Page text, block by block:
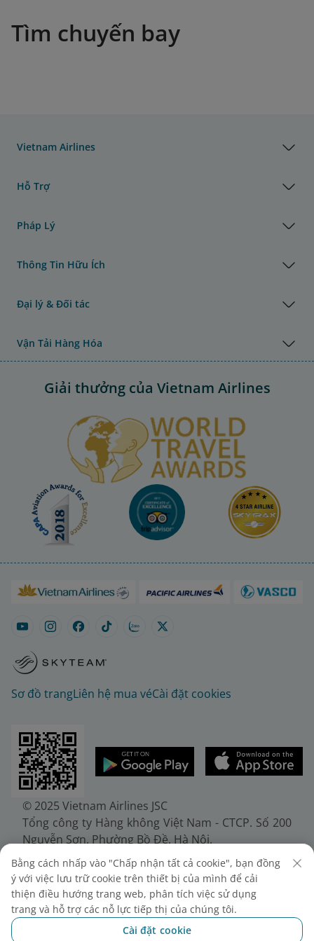
Tìm chuyến bay
Vietnam Airlines
Hỗ Trợ
Pháp Lý
Thông Tin Hữu Ích
Đại lý & Đối tác
Vận Tải Hàng Hóa
Giải thưởng của Vietnam Airlines
Sơ đồ trangLiên hệ mua véCài đặt cookies
© 2025 Vietnam Airlines JSC
Tổng công ty Hàng không Việt Nam - CTCP. Số 200
Nguyễn Sơn, Phường Bồ Đề, Hà Nội.
Điện thoại: (+84-24) 38272289. Fax: (+84-24)
38722375
Giấy chứng nhận đăng ký doanh nghiệp, mã số
doanh nghiệp 0100107518, đăng ký lần đầu ngày
30/6/2010, đăng ký thay đổi lần thứ 10 ngày
Bằng cách nhấp vào "Chấp nhận tất cả cookie", bạn đồng
ý với việc lưu trữ cookie trên thiết bị của mình để cải
thiện điều hướng trang web, phân tích việc sử dụng
trang và hỗ trợ các nỗ lực tiếp thị của chúng tôi.
Cài đặt cookie